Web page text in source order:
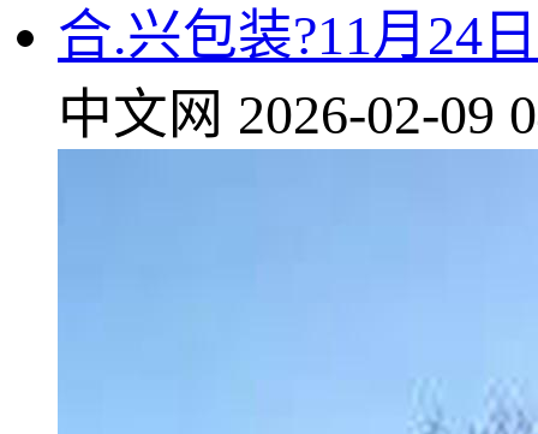
合.兴包装?11月24
中文网 2026-02-09